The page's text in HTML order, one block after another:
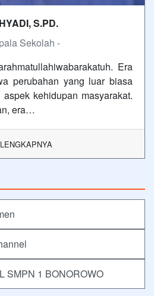
S.PD.
Sekolah -
Era
perubahan yang luar biasa
kehidupan masyarakat.
era…
SMPN 1 BONOROWO